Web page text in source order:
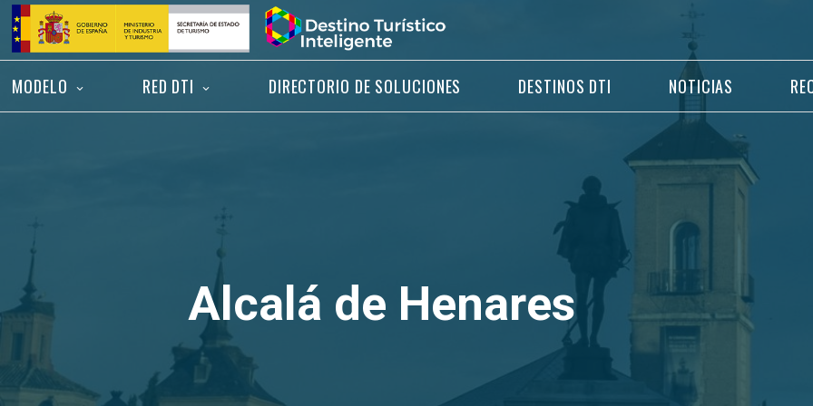
Saltar
contenido
Inicio
MODELO RED DTI DIRECTORIO DE SOLUCIONES DESTINOS DTI NOTICIAS
Alcalá de Henares